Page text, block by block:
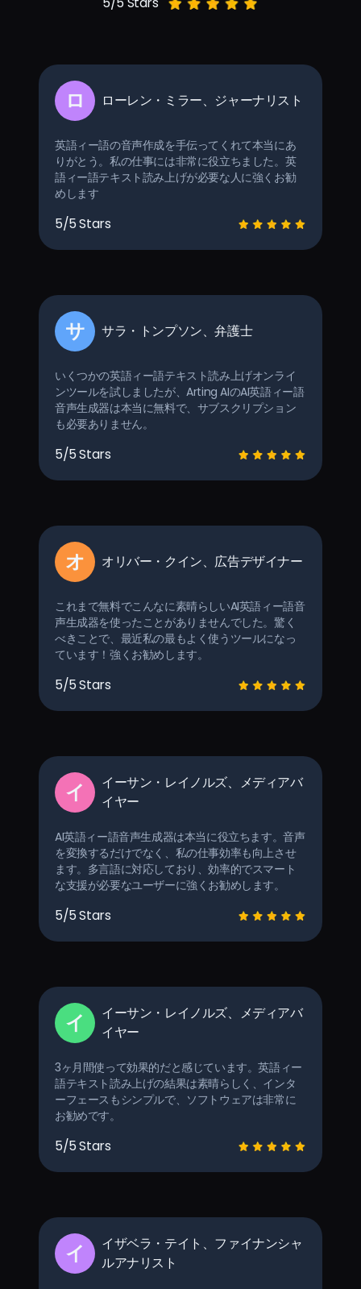
ロ ローレン・ミラー、ジャーナリスト
英語ィー語の音声作成を手伝ってくれて本当にあ
りがとう。私の仕事には非常に役立ちました。英
語ィー語テキスト読み上げが必要な人に強くお勧
めします
5/5 Stars
サ サラ・トンプソン、弁護士
いくつかの英語ィー語テキスト読み上げオンライ
ンツールを試しましたが、Arting AIのAI英語ィー語
音声生成器は本当に無料で、サブスクリプション
も必要ありません。
5/5 Stars
オ オリバー・クイン、広告デザイナー
これまで無料でこんなに素晴らしいAI英語ィー語音
声生成器を使ったことがありませんでした。驚く
べきことで、最近私の最もよく使うツールになっ
ています！強くお勧めします。
5/5 Stars
イ
イーサン・レイノルズ、メディアバ
イヤー
AI英語ィー語音声生成器は本当に役立ちます。音声
を変換するだけでなく、私の仕事効率も向上させ
ます。多言語に対応しており、効率的でスマート
な支援が必要なユーザーに強くお勧めします。
5/5 Stars
イ
イーサン・レイノルズ、メディアバ
イヤー
3ヶ月間使って効果的だと感じています。英語ィー
語テキスト読み上げの結果は素晴らしく、インタ
ーフェースもシンプルで、ソフトウェアは非常に
お勧めです。
5/5 Stars
イ
イザベラ・テイト、ファイナンシャ
ルアナリスト